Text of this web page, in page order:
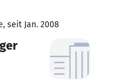
seit Jan. 2008